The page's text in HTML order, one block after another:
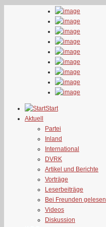
Start
Aktuell
Partei
Inland
International
DVRK
Artikel und Berichte
Vorträge
Leserbeiträge
Bei Freunden gelesen
Videos
Diskussion